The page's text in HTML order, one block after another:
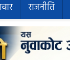
राजनीति